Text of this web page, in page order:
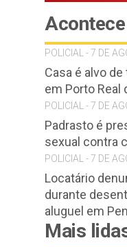
POLICIAL - 7 DE
Casa é alvo
em Porto Real
POLICIAL - 7 DE
Padrasto é
sexual contra
POLICIAL - 7 DE
Locatário
durante
aluguel em
Mais